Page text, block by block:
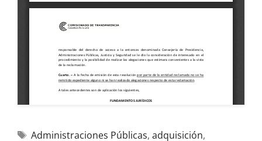
Administraciones Públicas, adquisición,